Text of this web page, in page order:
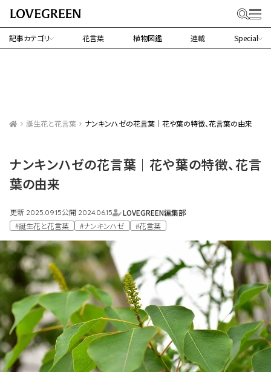
記事カテゴリ 花言葉 植物図鑑 連載 Special
誕生花と花言葉 ナンキンハゼの花言葉｜花や葉の特徴、花言葉の由来
ナンキンハゼの花言葉｜花や葉の特徴、花言
葉の由来
更新 2025.09.15公開 2024.06.15
LOVEGREEN編集部
#誕生花と花言葉
#ナンキンハゼ #花言葉